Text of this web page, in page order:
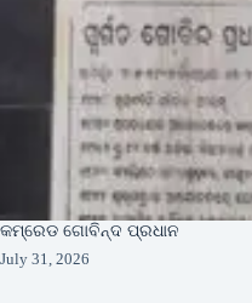
କମ୍ରେଡ ଗୋବିନ୍ଦ ପ୍ରଧାନ
July 31, 2026